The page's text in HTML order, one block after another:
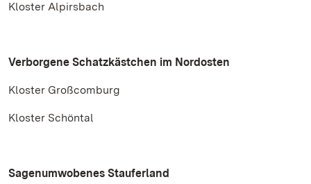
Kloster Alpirsbach
Verborgene Schatzkästchen im Nordosten
Kloster Großcomburg
Kloster Schöntal
Sagenumwobenes Stauferland